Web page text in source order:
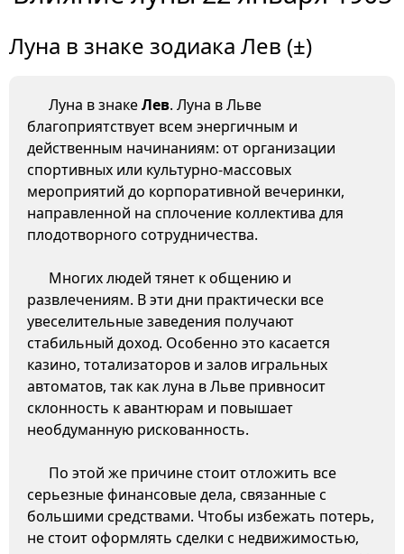
Луна в знаке зодиака Лев (±)
Луна в знакеЛев. Луна в Льве
благоприятствует всем энергичным и
действенным начинаниям: от организации
спортивных или культурно-массовых
мероприятий до корпоративной вечеринки,
направленной на сплочение коллектива для
плодотворного сотрудничества.
Многих людей тянет к общению и
развлечениям. В эти дни практически все
увеселительные заведения получают
стабильный доход. Особенно это касается
казино, тотализаторов и залов игральных
автоматов, так как луна в Льве привносит
склонность к авантюрам и повышает
необдуманную рискованность.
По этой же причине стоит отложить все
серьезные финансовые дела, связанные с
большими средствами. Чтобы избежать потерь,
не стоит оформлять сделки с недвижимостью,